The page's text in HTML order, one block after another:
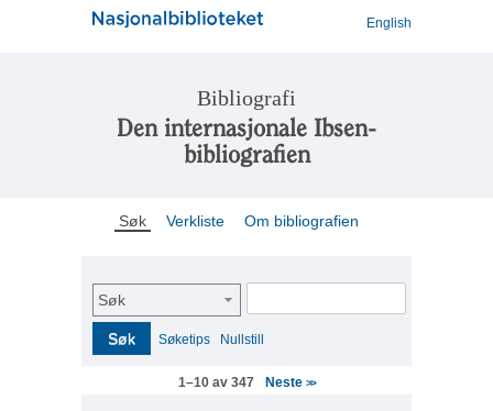
English
Bibliografi
Den internasjonale Ibsen-
bibliografien
Søk Verkliste Om bibliografien
Søk
Søk Søketips Nullstill
1–10 av 347 Neste >>